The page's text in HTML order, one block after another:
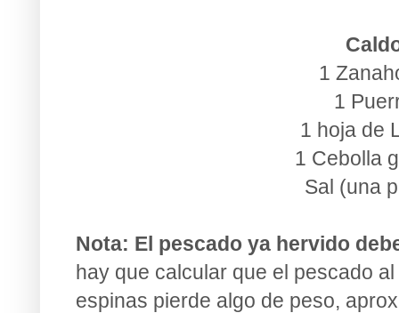
1
1
1 hoja de
1 Cebolla
Sal (una
Nota: El pescado ya hervido
hay que calcular que el pescado
espinas pierde algo de peso,